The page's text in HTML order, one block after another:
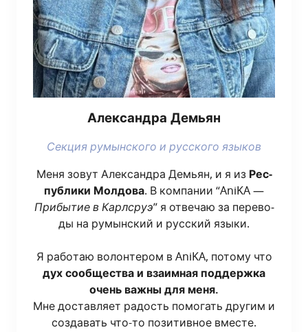
Алек­сандра Демьян
Сек­ция румын­ско­го и рус­ско­го языков
Меня зовут Алек­сандра Демьян, и я из Рес­
пуб­ли­ки Мол­до­ва. В ком­па­нии “AniKA —
При­бы­тие в Карлсруэ” я отве­чаю за пере­во­
ды на румын­ский и рус­ский язы­ки.
Я рабо­таю волон­те­ром в AniKA, пото­му что
дух сооб­ще­ства и вза­им­ная под­держ­ка
очень важ­ны для меня.
Мне достав­ля­ет радость помо­гать дру­гим и
созда­вать что-то пози­тив­ное вме­сте.